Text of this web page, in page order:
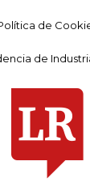
de
de